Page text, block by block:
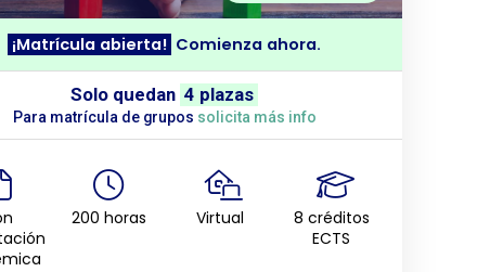
¡Matrícula abierta! Comienza ahora.
Solo quedan 4 plazas
Para matrícula de grupos solicita más info
200 horas Virtual
8 créditos
ECTS